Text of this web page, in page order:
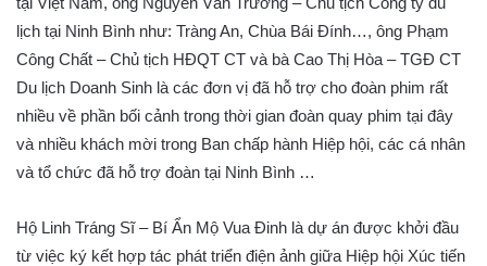
lịch tại Ninh Bình như: Tràng An, Chùa Bái Đính…, ông Phạm
Công Chất – Chủ tịch HĐQT CT và bà Cao Thị Hòa – TGĐ CT
Du lịch Doanh Sinh là các đơn vị đã hỗ trợ cho đoàn phim rất
nhiều về phần bối cảnh trong thời gian đoàn quay phim tại đây
và nhiều khách mời trong Ban chấp hành Hiệp hội, các cá nhân
và tổ chức đã hỗ trợ đoàn tại Ninh Bình …
Hộ Linh Tráng Sĩ – Bí Ẩn Mộ Vua Đinh là dự án được khởi đầu
từ việc ký kết hợp tác phát triển điện ảnh giữa Hiệp hội Xúc tiến